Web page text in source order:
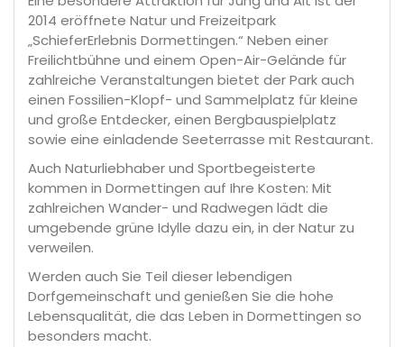
2014 eröffnete Natur und Freizeitpark
„SchieferErlebnis Dormettingen.“ Neben einer
Freilichtbühne und einem Open-Air-Gelände für
zahlreiche Veranstaltungen bietet der Park auch
einen Fossilien-Klopf- und Sammelplatz für kleine
und große Entdecker, einen Bergbauspielplatz
sowie eine einladende Seeterrasse mit Restaurant.
Auch Naturliebhaber und Sportbegeisterte
kommen in Dormettingen auf Ihre Kosten: Mit
zahlreichen Wander- und Radwegen lädt die
umgebende grüne Idylle dazu ein, in der Natur zu
verweilen.
Werden auch Sie Teil dieser lebendigen
Dorfgemeinschaft und genießen Sie die hohe
Lebensqualität, die das Leben in Dormettingen so
besonders macht.